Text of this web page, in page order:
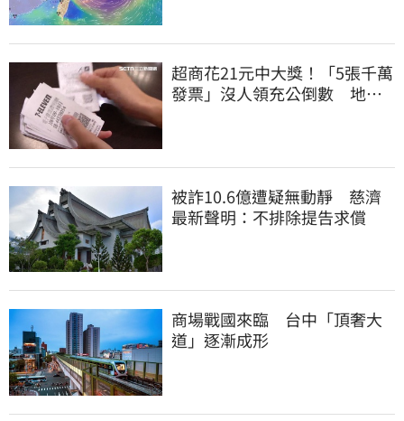
超商花21元中大獎！「5張千萬
發票」沒人領充公倒數 地點
被詐10.6億遭疑無動靜 慈濟
最新聲明：不排除提告求償
商場戰國來臨 台中「頂奢大
道」逐漸成形